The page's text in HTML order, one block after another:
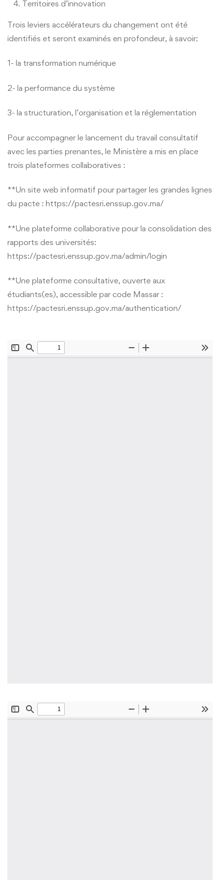
Restauration
Transport
Liens utiles
Territoires d’innovation
Trois leviers accélérateurs du changement ont été
identifiés et seront examinés en profondeur, à savoir:
1- la transformation numérique
2- la performance du système
3- la structuration, l’organisation et la réglementation
Pour accompagner le lancement du travail consultatif
avec les parties prenantes, le Ministère a mis en place
trois plateformes collaboratives :
**Un site web informatif pour partager les grandes lignes
du pacte : https://pactesri.enssup.gov.ma/
**Une plateforme collaborative pour la consolidation des
rapports des universités:
https://pactesri.enssup.gov.ma/admin/login
**Une plateforme consultative, ouverte aux
étudiants(es), accessible par code Massar :
https://pactesri.enssup.gov.ma/authentication/